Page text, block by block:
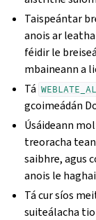
Taispeántar
anois ar
féidir le
mbaineann a
Tá
gcoimeádán
Úsáideann
treoracha
saibhre, agus
anois le
Tá cur síos
suiteálacha